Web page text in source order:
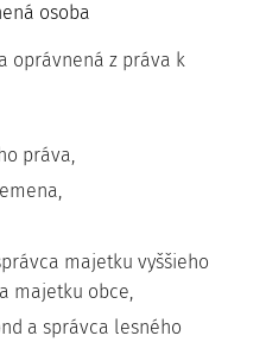
osoba
oprávnená z práva k
práva,
majetku vyššieho
majetku obce,
a správca lesného